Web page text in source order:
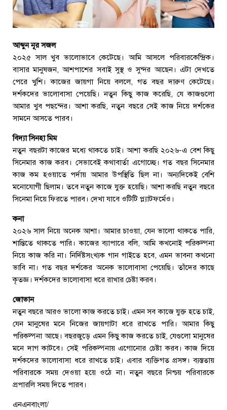
আব্দুন নূর সজল
২০২৫ সাল খুব ভালোভাবে কেটেছে। আমি আসলে পরিবারকেন্দ্রিক।
বাসার মানুষজন, আশপাশের সবাই সুস্থ ও সুন্দর আছেন। এটা দেখতে
পেরে খুশি। কাজের জায়গা নিয়ে বললে, গত বছর দারুণ কেটেছে।
দর্শকদের ভালোবাসা পেয়েছি। নতুন কিছু কাজ করেছি, যে কাজগুলো
আমার খুব পছন্দের। আশা করছি, নতুন বছরে সেই কাজ নিয়ে দর্শকের
সামনে আসতে পারব।
বিদ্যা সিনহা মিম
নতুন বছরটা কাজের মধ্যে থাকতে চাই। আশা করছি ২০২৬-এ বেশ কিছু
সিনেমার কাজ করব। সেভাবেই কথাবার্তা এগোচ্ছে। গত বছর সিনেমার
কাজ কম হওয়াতে পর্দায় আমার উপস্থিতি ছিল না। অন্যদিকেই বেশি
মনোযোগী ছিলাম। তবে নতুন কাজে যুক্ত হয়েছি। আশা করছি নতুন বছরে
সিনেমা নিয়ে ফিরতে পারব। দেখা যাবে ওটিটি প্ল্যাটফর্মেও।
কনা
২০২৬ সাল নিয়ে অনেক আশা। আমার চাওয়া, যেন ভালো থাকতে পারি,
শান্তিতে থাকতে পারি। কাজের ব্যাপারে বলি, আমি কখনোই পরিকল্পনা
নিয়ে কাজ করি না। নির্দিষ্টসংখ্যক গান গাইতে হবে, এমন ভাবনা কখনো
ভাবি না। গত বছর দর্শকের অনেক ভালোবাসা পেয়েছি। তাঁদের কাছে
কৃতজ্ঞ। দর্শকদের ভালোবাসা ধরে রাখার চেষ্টা করব।
জোভান
নতুন বছরে আরও ভালো কাজ করতে চাই। এমন সব কাজে যুক্ত হতে চাই,
যেন মানুষের মনে নিজের জায়গাটা ধরে রাখতে পারি। আমার কিছু
পরিকল্পনা আছে। বছরজুড়ে এমন কিছু কাজ করতে চাই, যেগুলো মানুষের
মনে দাগ কাটবে। সেই পরিকল্পনায় এগোনোর চেষ্টা করব। কাজ দিয়ে
দর্শকদের ভালোবাসা ধরে রাখতে চাই। এবার ব্যক্তিগত প্রসঙ্গ। ব্যস্ততায়
পরিবারকে সময় দেওয়া হয়ে ওঠে না। নতুন বছরে নিশ্চয় পরিবারকে
প্রপারলি সময় দিতে পারব।
এনএনবাংলা/